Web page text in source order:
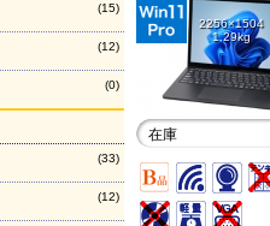
(15)
(12)
(0)
(33)
(12)
2256×1504
1.29kg
在庫